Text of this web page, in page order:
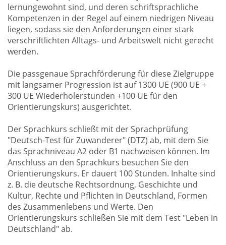
lernungewohnt sind, und deren schriftsprachliche
Kompetenzen in der Regel auf einem niedrigen Niveau
liegen, sodass sie den Anforderungen einer stark
verschriftlichten Alltags- und Arbeitswelt nicht gerecht
werden.
Die passgenaue Sprachförderung für diese Zielgruppe
mit langsamer Progression ist auf 1300 UE (900 UE +
300 UE Wiederholerstunden +100 UE für den
Orientierungskurs) ausgerichtet.
Der Sprachkurs schließt mit der Sprachprüfung
"Deutsch-Test für Zuwanderer" (DTZ) ab, mit dem Sie
das Sprachniveau A2 oder B1 nachweisen können. Im
Anschluss an den Sprachkurs besuchen Sie den
Orientierungskurs. Er dauert 100 Stunden. Inhalte sind
z. B. die deutsche Rechtsordnung, Geschichte und
Kultur, Rechte und Pflichten in Deutschland, Formen
des Zusammenlebens und Werte. Den
Orientierungskurs schließen Sie mit dem Test "Leben in
Deutschland" ab.